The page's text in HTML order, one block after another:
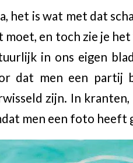
het is wat met dat
moet, en toch zie je
in ons eigen
dat men een partij
zijn. In
men een foto heeft